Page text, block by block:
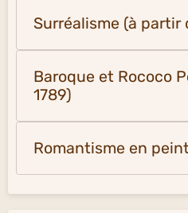
Surréalisme (à partir
Baroque et Rococo
1789)
Romantisme en